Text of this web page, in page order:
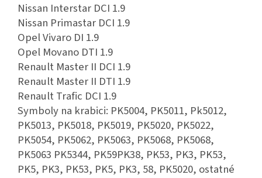
Nissan Interstar DCI 1.9
Nissan Primastar DCI 1.9
Opel Vivaro DI 1.9
Opel Movano DTI 1.9
Renault Master II DCI 1.9
Renault Master II DTI 1.9
Renault Trafic DCI 1.9
Symboly na krabici: PK5004, PK5011, Pk5012,
PK5013, PK5018, PK5019, PK5020, PK5022,
PK5054, PK5062, PK5063, PK5068, PK5068,
PK5063 PK5344, PK59PK38, PK53, PK3, PK53,
PK5, PK3, PK53, PK5, PK3, 58, PK5020, ostatné